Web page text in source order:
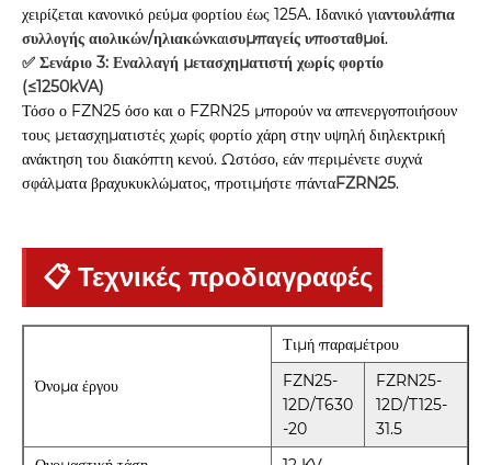
χειρίζεται κανονικό ρεύμα φορτίου έως 125A. Ιδανικό γιαντουλάπια
συλλογής αιολικών/ηλιακώνκαισυμπαγείς υποσταθμοί.
✅ Σενάριο 3: Εναλλαγή μετασχηματιστή χωρίς φορτίο
(≤1250kVA)
Τόσο ο FZN25 όσο και ο FZRN25 μπορούν να απενεργοποιήσουν
τους μετασχηματιστές χωρίς φορτίο χάρη στην υψηλή διηλεκτρική
ανάκτηση του διακόπτη κενού. Ωστόσο, εάν περιμένετε συχνά
σφάλματα βραχυκυκλώματος, προτιμήστε πάνταFZRN25.
📋 Τεχνικές προδιαγραφές
Όνομα έργου
Τιμή παραμέτρου
FZN25-
12D/T630
-20
FZRN25-
12D/T125-
31.5